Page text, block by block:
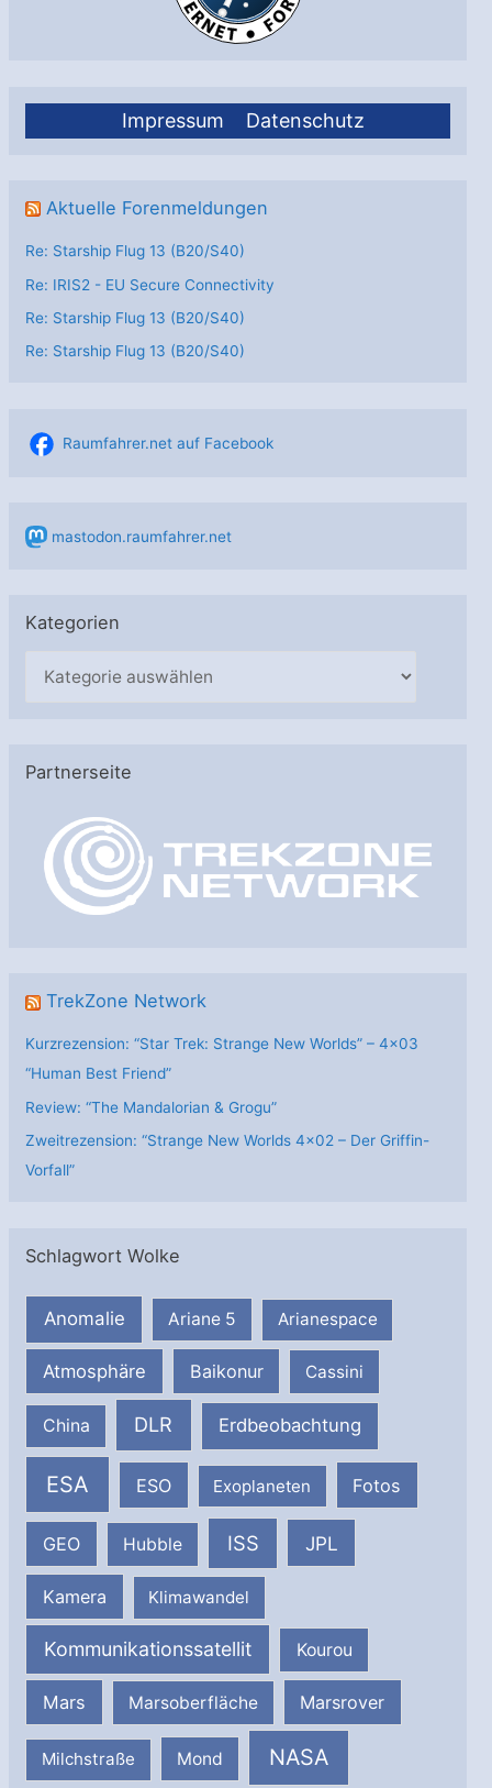
Impressum Datenschutz
Aktuelle Forenmeldungen
Re: Starship Flug 13 (B20/S40)
Re: IRIS2 - EU Secure Connectivity
Re: Starship Flug 13 (B20/S40)
Re: Starship Flug 13 (B20/S40)
Raumfahrer.net auf Facebook
mastodon.raumfahrer.net
Kategorien
g
Partnerseite
TrekZone Network
Kurzrezension: “Star Trek: Strange New Worlds” – 4×03
“Human Best Friend”
Review: “The Mandalorian & Grogu”
Zweitrezension: “Strange New Worlds 4×02 – Der Griffin-
Vorfall”
Schlagwort Wolke
Anomalie Ariane 5 Arianespace
Atmosphäre Baikonur Cassini
China DLR Erdbeobachtung
ESA ESO Exoplaneten Fotos
GEO Hubble ISS JPL
Kamera Klimawandel
Kommunikationssatellit Kourou
Mars Marsoberfläche Marsrover
Milchstraße Mond NASA